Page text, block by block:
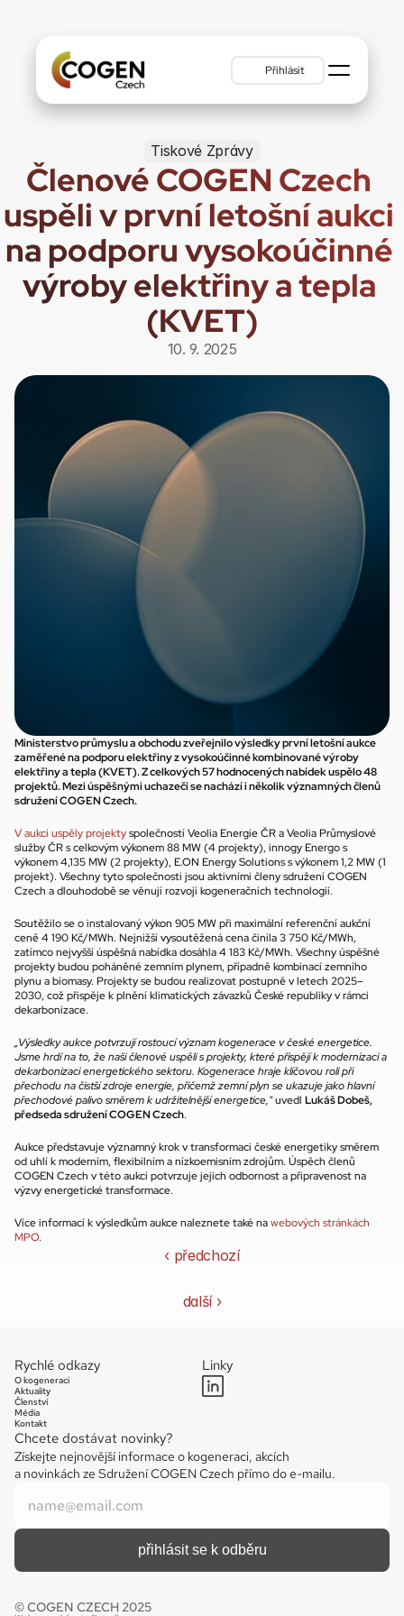
Přihlásit
Tiskové Zprávy
Členové COGEN Czech
uspěli v první letošní aukci
na podporu vysokoúčinné
výroby elektřiny a tepla
(KVET)
10. 9. 2025
Ministerstvo průmyslu a obchodu zveřejnilo výsledky první letošní aukce
zaměřené na podporu elektřiny z vysokoúčinné kombinované výroby
elektřiny a tepla (KVET). Z celkových 57 hodnocených nabídek uspělo 48
projektů. Mezi úspěšnými uchazeči se nachází i několik významných členů
sdružení COGEN Czech.
V aukci uspěly projekty společností Veolia Energie ČR a Veolia Průmyslové
služby ČR s celkovým výkonem 88 MW (4 projekty), innogy Energo s
výkonem 4,135 MW (2 projekty), E.ON Energy Solutions s výkonem 1,2 MW (1
projekt). Všechny tyto společnosti jsou aktivními členy sdružení COGEN
Czech a dlouhodobě se věnují rozvoji kogeneračních technologií.
Soutěžilo se o instalovaný výkon 905 MW při maximální referenční aukční
ceně 4 190 Kč/MWh. Nejnižší vysoutěžená cena činila 3 750 Kč/MWh,
zatímco nejvyšší úspěšná nabídka dosáhla 4 183 Kč/MWh. Všechny úspěšné
projekty budou poháněné zemním plynem, případně kombinací zemního
plynu a biomasy. Projekty se budou realizovat postupně v letech 2025–
2030, což přispěje k plnění klimatických závazků České republiky v rámci
dekarbonizace.
„Výsledky aukce potvrzují rostoucí význam kogenerace v české energetice.
Jsme hrdí na to, že naši členové uspěli s projekty, které přispějí k modernizaci a
dekarbonizaci energetického sektoru. Kogenerace hraje klíčovou roli při
přechodu na čistší zdroje energie, přičemž zemní plyn se ukazuje jako hlavní
přechodové palivo směrem k udržitelnější energetice," uvedl Lukáš Dobeš,
předseda sdružení COGEN Czech.
Aukce představuje významný krok v transformaci české energetiky směrem
od uhlí k moderním, flexibilním a nízkoemisním zdrojům. Úspěch členů
COGEN Czech v této aukci potvrzuje jejich odbornost a připravenost na
výzvy energetické transformace.
Více informací k výsledkům aukce naleznete také na webových stránkách
MPO.
‹ předchozí
další ›
Rychlé odkazy
O kogeneraci
Aktuality
Členství
Média
Kontakt
Linky
Chcete dostávat novinky?
Získejte nejnovější informace o kogeneraci, akcích
a novinkách ze Sdružení COGEN Czech přímo do e-mailu.
© COGEN CZECH 2025